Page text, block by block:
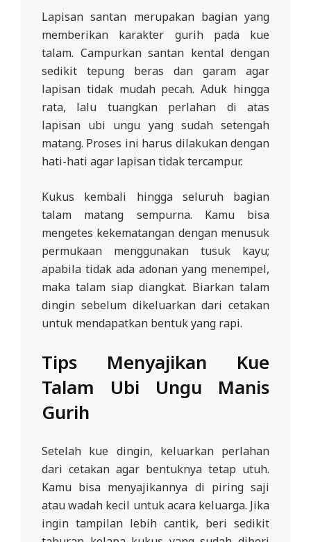
Lapisan santan merupakan bagian yang
memberikan karakter gurih pada kue
talam. Campurkan santan kental dengan
sedikit tepung beras dan garam agar
lapisan tidak mudah pecah. Aduk hingga
rata, lalu tuangkan perlahan di atas
lapisan ubi ungu yang sudah setengah
matang. Proses ini harus dilakukan dengan
hati-hati agar lapisan tidak tercampur.
Kukus kembali hingga seluruh bagian
talam matang sempurna. Kamu bisa
mengetes kekematangan dengan menusuk
permukaan menggunakan tusuk kayu;
apabila tidak ada adonan yang menempel,
maka talam siap diangkat. Biarkan talam
dingin sebelum dikeluarkan dari cetakan
untuk mendapatkan bentuk yang rapi.
Tips Menyajikan Kue
Talam Ubi Ungu Manis
Gurih
Setelah kue dingin, keluarkan perlahan
dari cetakan agar bentuknya tetap utuh.
Kamu bisa menyajikannya di piring saji
atau wadah kecil untuk acara keluarga. Jika
ingin tampilan lebih cantik, beri sedikit